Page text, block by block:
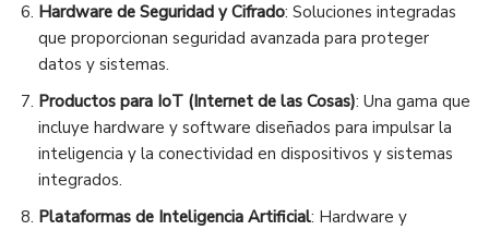
Hardware de Seguridad y Cifrado: Soluciones integradas
que proporcionan seguridad avanzada para proteger
datos y sistemas.
Productos para IoT (Internet de las Cosas): Una gama que
incluye hardware y software diseñados para impulsar la
inteligencia y la conectividad en dispositivos y sistemas
integrados.
Plataformas de Inteligencia Artificial: Hardware y